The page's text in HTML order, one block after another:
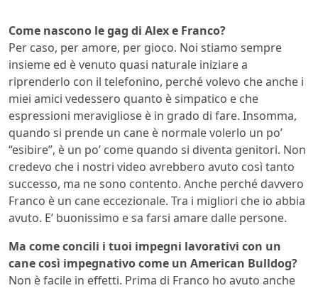
Come nascono le gag di Alex e Franco?
Per caso, per amore, per gioco. Noi stiamo sempre
insieme ed è venuto quasi naturale iniziare a
riprenderlo con il telefonino, perché volevo che anche i
miei amici vedessero quanto è simpatico e che
espressioni meravigliose è in grado di fare. Insomma,
quando si prende un cane è normale volerlo un po’
“esibire”, è un po’ come quando si diventa genitori. Non
credevo che i nostri video avrebbero avuto così tanto
successo, ma ne sono contento. Anche perché davvero
Franco è un cane eccezionale. Tra i migliori che io abbia
avuto. E’ buonissimo e sa farsi amare dalle persone.
Ma come concili i tuoi impegni lavorativi con un
cane così impegnativo come un American Bulldog?
Non è facile in effetti. Prima di Franco ho avuto anche